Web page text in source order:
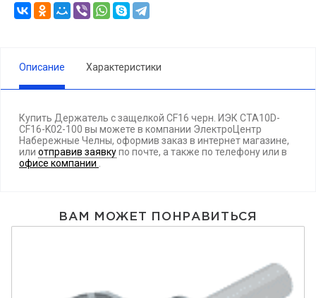
Описание Характеристики
Купить Держатель с защелкой CF16 черн. ИЭК CTA10D-
CF16-K02-100 вы можете в компании ЭлектроЦентр
Набережные Челны, оформив заказ в интернет магазине,
или отправив заявкупо почте, а также по телефонуили в
офисе компании
ВАМ МОЖЕТ ПОНРАВИТЬСЯ